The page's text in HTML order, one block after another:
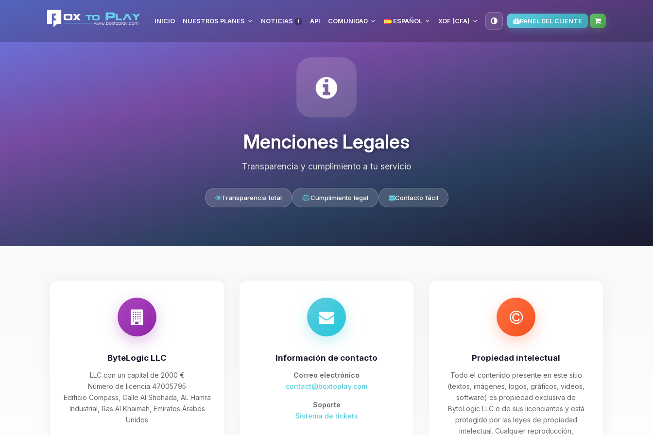
INICIO NUESTROS PLANES NOTICIAS 1 API COMUNIDAD ESPAÑOL XOF (CFA) PANEL DEL CLIENTE
Menciones Legales
Transparencia y cumplimiento a tu servicio
Transparencia total Cumplimiento legal Contacto fácil
ByteLogic LLC
LLC con un capital de 2000 €
Número de licencia 47005795
Edificio Compass, Calle Al Shohada, AL Hamra
Industrial, Ras Al Khaimah, Emiratos Árabes
Unidos
Información de contacto
Correo electrónico
contact@boxtoplay.com
Soporte
Sistema de tickets
Propiedad intelectual
Todo el contenido presente en este sitio
(textos, imágenes, logos, gráficos, videos,
software) es propiedad exclusiva de
ByteLogic LLC o de sus licenciantes y está
protegido por las leyes de propiedad
intelectual. Cualquier reproducción,